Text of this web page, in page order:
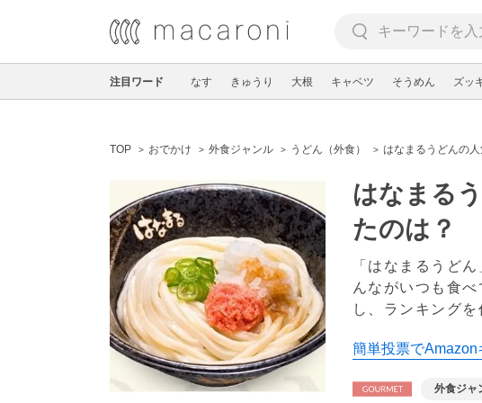
注目ワード なす きゅうり 大根 キャベツ そうめん ズッ
TOP おでかけ 外食ジャンル うどん（外食） はなまるうどんの
はなまる
たのは？
「はなまるうど
んながいつも食
し、ランキング
簡単投票でAmazon
外食ジャ